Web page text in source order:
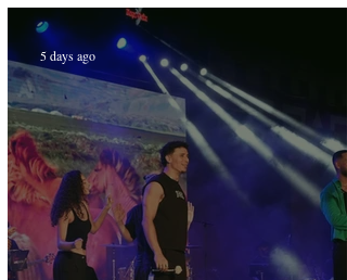
Par Sofien Manaï
5 days ago